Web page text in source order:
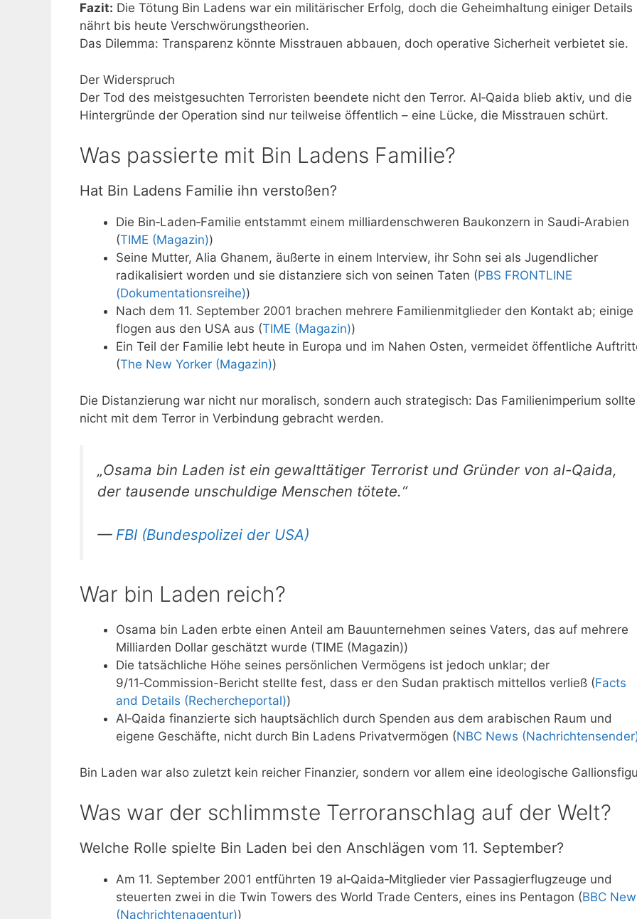
Fazit: Die Tötung Bin Ladens war ein militärischer Erfolg, doch die Geheimhaltung einiger Details
nährt bis heute Verschwörungstheorien.
Das Dilemma: Transparenz könnte Misstrauen abbauen, doch operative Sicherheit verbietet sie.
Der Widerspruch
Der Tod des meistgesuchten Terroristen beendete nicht den Terror. Al‑Qaida blieb aktiv, und die
Hintergründe der Operation sind nur teilweise öffentlich – eine Lücke, die Misstrauen schürt.
Was passierte mit Bin Ladens Familie?
Hat Bin Ladens Familie ihn verstoßen?
Die Bin‑Laden‑Familie entstammt einem milliardenschweren Baukonzern in Saudi‑Arabien
(TIME (Magazin))
Seine Mutter, Alia Ghanem, äußerte in einem Interview, ihr Sohn sei als Jugendlicher
radikalisiert worden und sie distanziere sich von seinen Taten (PBS FRONTLINE
(Dokumentationsreihe))
Nach dem 11. September 2001 brachen mehrere Familienmitglieder den Kontakt ab; einige
flogen aus den USA aus (TIME (Magazin))
Ein Teil der Familie lebt heute in Europa und im Nahen Osten, vermeidet öffentliche
(The New Yorker (Magazin))
Die Distanzierung war nicht nur moralisch, sondern auch strategisch: Das Familienimperium sollte
nicht mit dem Terror in Verbindung gebracht werden.
„Osama bin Laden ist ein gewalttätiger Terrorist und Gründer von al-Qaida,
der tausende unschuldige Menschen tötete.“
— FBI (Bundespolizei der USA)
War bin Laden reich?
Osama bin Laden erbte einen Anteil am Bauunternehmen seines Vaters, das auf mehrere
Milliarden Dollar geschätzt wurde (TIME (Magazin))
Die tatsächliche Höhe seines persönlichen Vermögens ist jedoch unklar; der
9/11‑Commission-Bericht stellte fest, dass er den Sudan praktisch mittellos verließ (Facts
and Details (Rechercheportal))
Al‑Qaida finanzierte sich hauptsächlich durch Spenden aus dem arabischen Raum und
eigene Geschäfte, nicht durch Bin Ladens Privatvermögen (NBC News
Bin Laden war also zuletzt kein reicher Finanzier, sondern vor allem eine ideologische
Was war der schlimmste Terroranschlag auf der Welt?
Welche Rolle spielte Bin Laden bei den Anschlägen vom 11. September?
Am 11. September 2001 entführten 19 al‑Qaida‑Mitglieder vier Passagierflugzeuge und
steuerten zwei in die Twin Towers des World Trade Centers, eines ins Pentagon (BBC
(Nachrichtenagentur))